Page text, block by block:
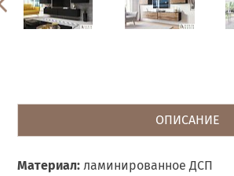
ОПИСАНИЕ
Материал: ламинированное ДСП